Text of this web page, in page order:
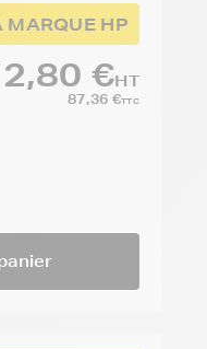
MARQUE HP
€HT
87,36 €TTC